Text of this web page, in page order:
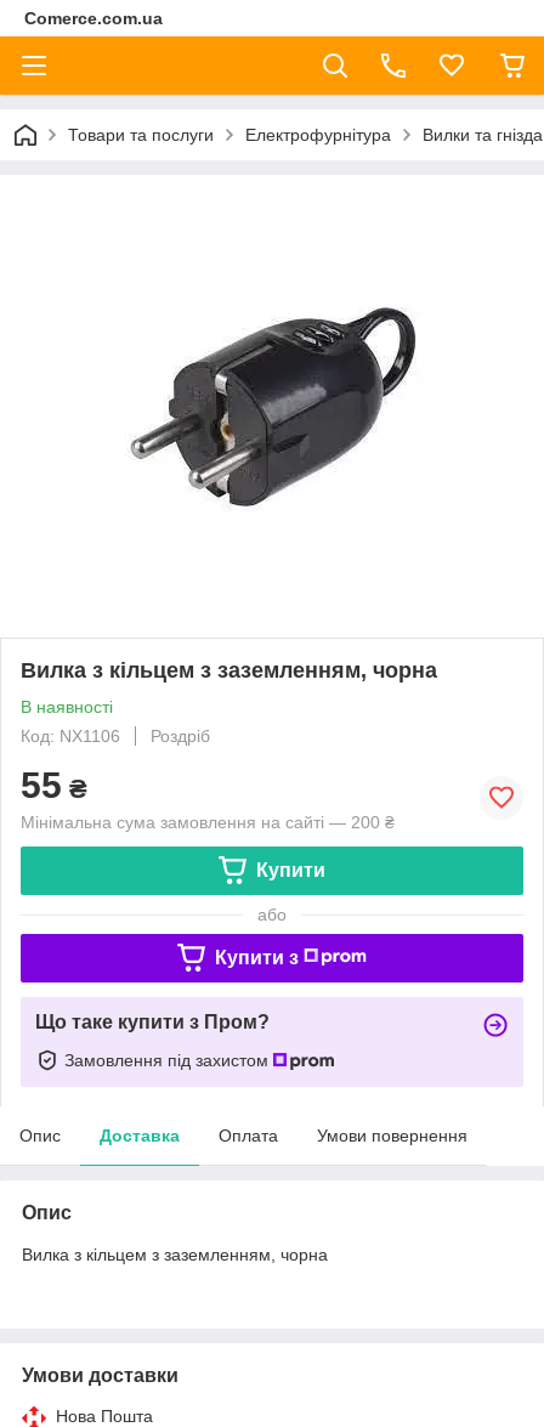
Comerce.com.ua
Товари та послуги Електрофурнітура Вилки та гнізда
Вилка з кільцем з заземленням, чорна
В наявності
Код: NX1106
Роздріб
55 ₴
Мінімальна сума замовлення на сайті — 200 ₴
Купити
або
Купити з
Що таке купити з Пром?
Замовлення під захистом
Опис Доставка Оплата Умови повернення
Опис
Вилка з кільцем з заземленням, чорна
Умови доставки
Нова Пошта